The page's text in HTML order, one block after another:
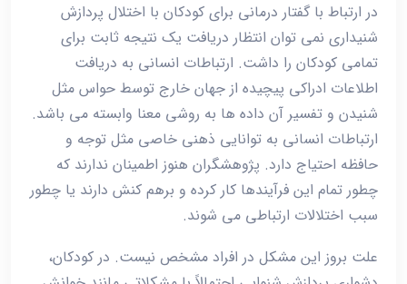
در ارتباط با گفتار درمانی برای کودکان با اختلال پردازش
شنیداری نمی توان انتظار دریافت یک نتیجه ثابت برای
تمامی کودکان را داشت. ارتباطات انسانی به دریافت
اطلاعات ادراکی پیچیده از جهان خارج توسط حواس مثل
شنیدن و تفسیر آن داده ها به روشی معنا وابسته می باشد.
ارتباطات انسانی به توانایی ذهنی خاصی مثل توجه و
حافظه احتیاج دارد. پژوهشگران هنوز اطمینان ندارند که
چطور تمام این فرآیندها کار کرده و برهم کنش دارند یا چطور
سبب اختلالات ارتباطی می شوند.
علت بروز این مشکل در افراد مشخص نیست. در کودکان،